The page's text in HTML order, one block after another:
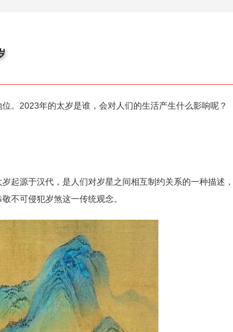
。2023年的太岁是谁，会对人们的生活产生什么影响呢？
起源于汉代，是人们对岁星之间相互制约关系的一种描述，
不可侵犯岁煞这一传统观念。